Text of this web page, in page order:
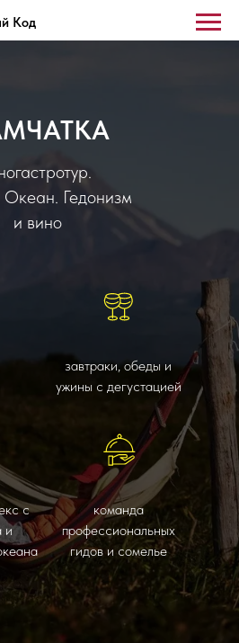
Код
Океан. Гедонизм
и вино
завтраки, обеды и
ужины с дегустацией
с
и
команда
профессиональных
гидов и сомелье